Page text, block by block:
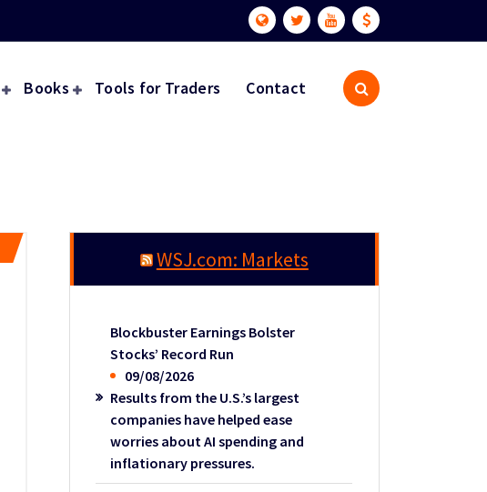
Books Tools for Traders Contact
WSJ.com: Markets
Blockbuster Earnings Bolster
Stocks’ Record Run
09/08/2026
Results from the U.S.’s largest
companies have helped ease
worries about AI spending and
inflationary pressures.